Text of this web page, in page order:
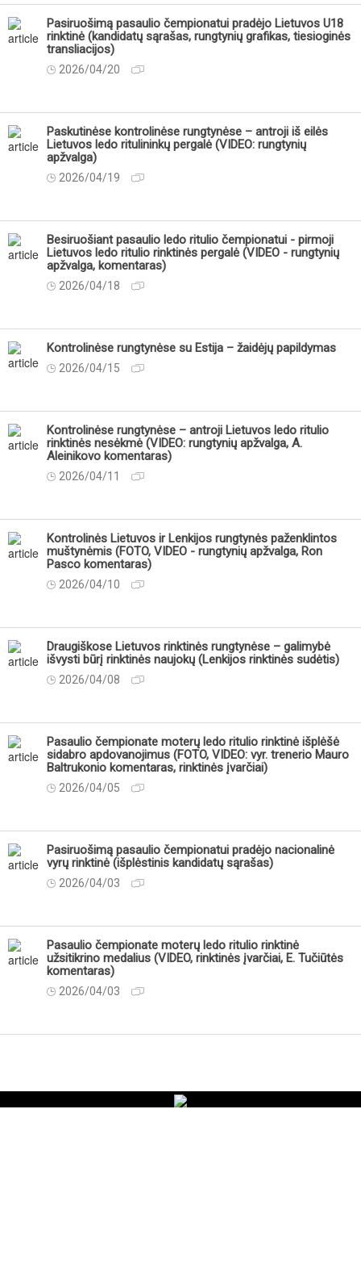
Pasiruošimą pasaulio čempionatui pradėjo Lietuvos U18
rinktinė (kandidatų sąrašas, rungtynių grafikas, tiesioginės
transliacijos)
2026/04/20
Paskutinėse kontrolinėse rungtynėse – antroji iš eilės
Lietuvos ledo ritulininkų pergalė (VIDEO: rungtynių
apžvalga)
2026/04/19
Besiruošiant pasaulio ledo ritulio čempionatui - pirmoji
Lietuvos ledo ritulio rinktinės pergalė (VIDEO - rungtynių
apžvalga, komentaras)
2026/04/18
Kontrolinėse rungtynėse su Estija – žaidėjų papildymas
2026/04/15
Kontrolinėse rungtynėse – antroji Lietuvos ledo ritulio
rinktinės nesėkmė (VIDEO: rungtynių apžvalga, A.
Aleinikovo komentaras)
2026/04/11
Kontrolinės Lietuvos ir Lenkijos rungtynės paženklintos
muštynėmis (FOTO, VIDEO - rungtynių apžvalga, Ron
Pasco komentaras)
2026/04/10
Draugiškose Lietuvos rinktinės rungtynėse – galimybė
išvysti būrį rinktinės naujokų (Lenkijos rinktinės sudėtis)
2026/04/08
Pasaulio čempionate moterų ledo ritulio rinktinė išplėšė
sidabro apdovanojimus (FOTO, VIDEO: vyr. trenerio Mauro
Baltrukonio komentaras, rinktinės įvarčiai)
2026/04/05
Pasiruošimą pasaulio čempionatui pradėjo nacionalinė
vyrų rinktinė (išplėstinis kandidatų sąrašas)
2026/04/03
Pasaulio čempionate moterų ledo ritulio rinktinė
užsitikrino medalius (VIDEO, rinktinės įvarčiai, E. Tučiūtės
komentaras)
2026/04/03